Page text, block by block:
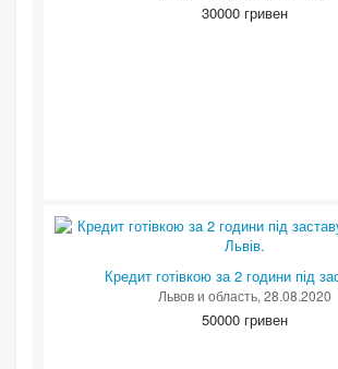
30000 гривен
Кредит готівкою за 2 години під
Львов и область, 28.08.2020
50000 гривен